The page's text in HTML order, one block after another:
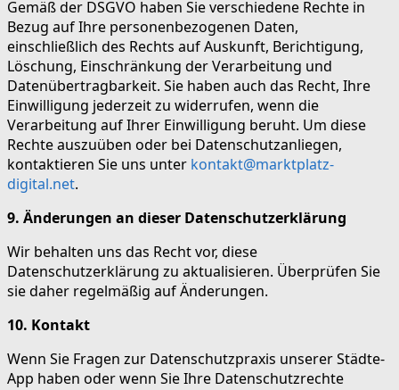
Gemäß der DSGVO haben Sie verschiedene Rechte in
Bezug auf Ihre personenbezogenen Daten,
einschließlich des Rechts auf Auskunft, Berichtigung,
Löschung, Einschränkung der Verarbeitung und
Datenübertragbarkeit. Sie haben auch das Recht, Ihre
Einwilligung jederzeit zu widerrufen, wenn die
Verarbeitung auf Ihrer Einwilligung beruht. Um diese
Rechte auszuüben oder bei Datenschutzanliegen,
kontaktieren Sie uns unter kontakt@marktplatz-
digital.net.
9. Änderungen an dieser Datenschutzerklärung
Wir behalten uns das Recht vor, diese
Datenschutzerklärung zu aktualisieren. Überprüfen Sie
sie daher regelmäßig auf Änderungen.
10. Kontakt
Wenn Sie Fragen zur Datenschutzpraxis unserer Städte-
App haben oder wenn Sie Ihre Datenschutzrechte